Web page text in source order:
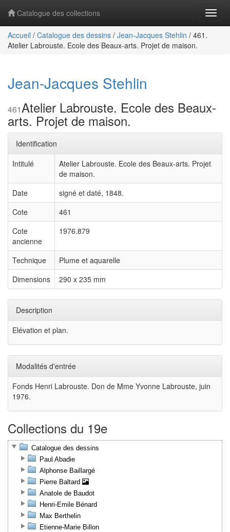
Catalogue des collections
Accueil / Catalogue des dessins / Jean-Jacques Stehlin / 461.
Atelier Labrouste. Ecole des Beaux-arts. Projet de maison.
Jean-Jacques Stehlin
461Atelier Labrouste. Ecole des Beaux-
arts. Projet de maison.
Identification
Intitulé
Atelier Labrouste. Ecole des Beaux-arts. Projet
de maison.
Date
signé et daté, 1848.
Cote
461
Cote
ancienne
1976.879
Technique
Plume et aquarelle
Dimensions
290 x 235 mm
Description
Elévation et plan.
Modalités d'entrée
Fonds Henri Labrouste. Don de Mme Yvonne Labrouste, juin
1976.
Collections du 19e
Catalogue des dessins
Paul Abadie
Alphonse Baillargé
Pierre Baltard
Anatole de Baudot
Henri-Emile Bénard
Max Berthelin
Etienne-Marie Billon